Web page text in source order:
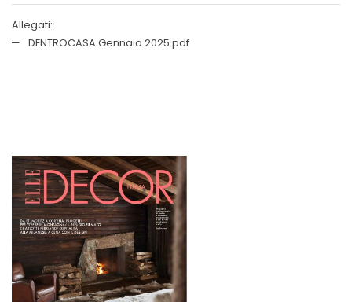
Allegati:
DENTROCASA Gennaio 2025.pdf